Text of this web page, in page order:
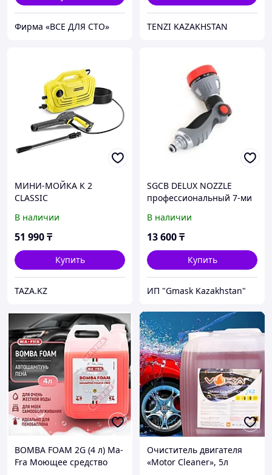
Фирма «ВСЕ ДЛЯ СТО» TENZI KAZAKHSTAN
МИНИ-МОЙКА K 2
CLASSIC
В наличии
51 990₸
Купить
TAZA.KZ
SGCB DELUX NOZZLE
профессиональный 7-ми
пистолет
В наличии
13 600₸
Купить
ИП "Gmask Kazakhstan"
BOMBA FOAM 2G (4 л) Ma-
Fra Моющее средство
Очиститель двигателя
«Motor Cleaner», 5л